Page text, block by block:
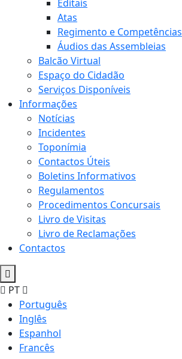
Editais
Atas
Regimento e Competências
Áudios das Assembleias
Balcão Virtual
Espaço do Cidadão
Serviços Disponíveis
Informações
Notícias
Incidentes
Toponímia
Contactos Úteis
Boletins Informativos
Regulamentos
Procedimentos Concursais
Livro de Visitas
Livro de Reclamações
Contactos
PT
Português
Inglês
Espanhol
Francês